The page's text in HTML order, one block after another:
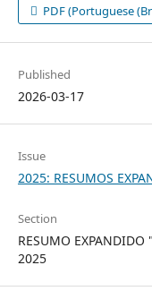
PDF (Portuguese
Published
2026-03-17
Issue
2025: RESUMOS
Section
RESUMO
2025